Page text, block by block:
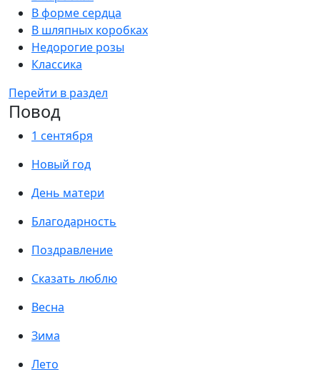
В форме сердца
В шляпных коробках
Недорогие розы
Классика
Перейти в раздел
Повод
1 сентября
Новый год
День матери
Благодарность
Поздравление
Сказать люблю
Весна
Зима
Лето